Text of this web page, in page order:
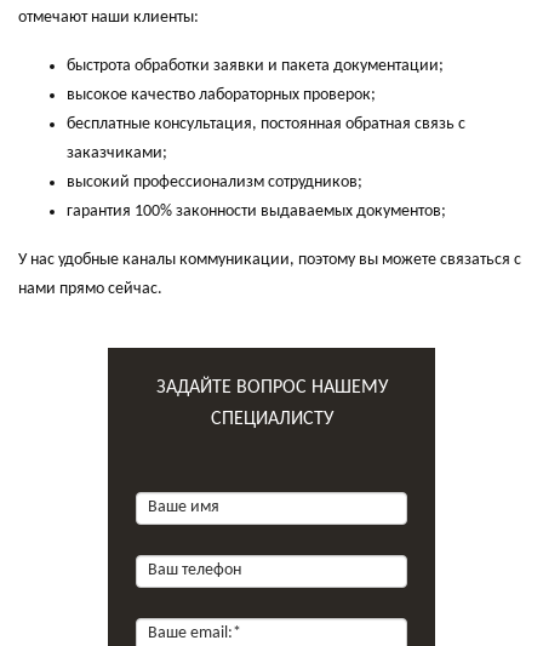
отмечают наши клиенты:
быстрота обработки заявки и пакета документации;
высокое качество лабораторных проверок;
бесплатные консультация, постоянная обратная связь с
заказчиками;
высокий профессионализм сотрудников;
гарантия 100% законности выдаваемых документов;
У нас удобные каналы коммуникации, поэтому вы можете связаться с
нами прямо сейчас.
ЗАДАЙТЕ ВОПРОС НАШЕМУ
СПЕЦИАЛИСТУ